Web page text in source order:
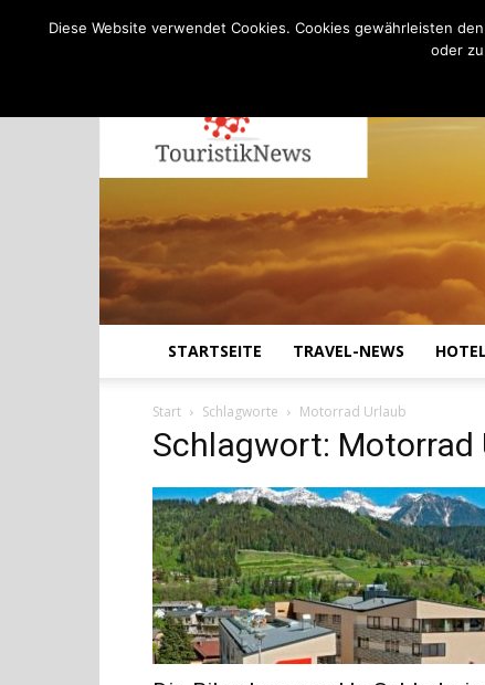
STARTSEITE TRAVEL-NEWS
Start Schlagworte Motorrad Urlaub
Schlagwort: Motorrad
Diese Website verwendet Cookies. Cookies gewährleisten
oder